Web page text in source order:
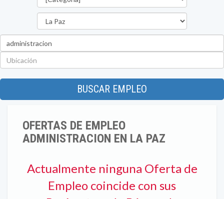
BUSCAR EMPLEO
OFERTAS DE EMPLEO
ADMINISTRACION EN LA PAZ
Actualmente ninguna Oferta de
Empleo coincide con sus